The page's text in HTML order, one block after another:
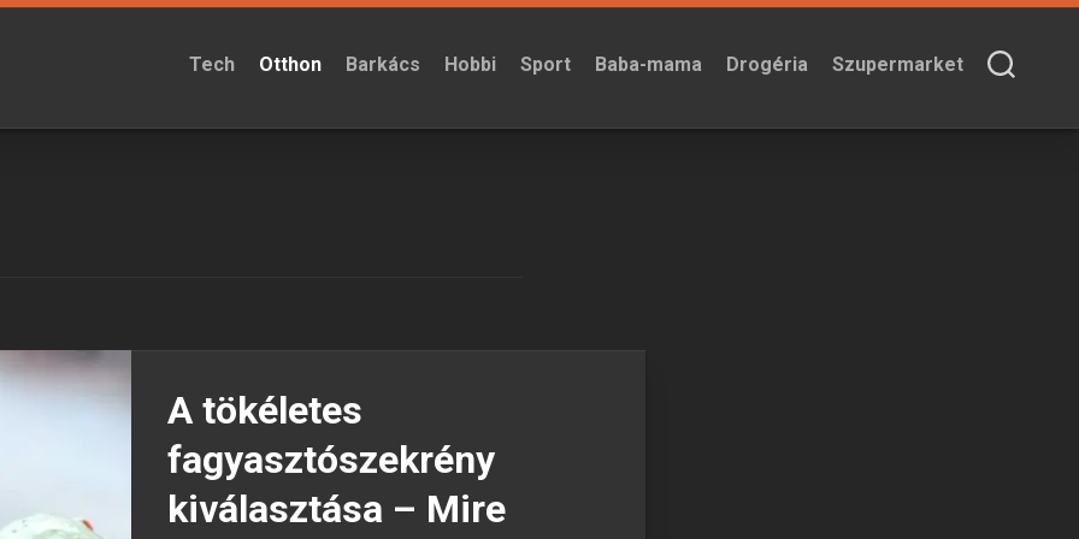
Tech Otthon Barkács Hobbi Sport Baba-mama Drogéria Szupermarket
A tökéletes
fagyasztószekrény
kiválasztása ­– Mire